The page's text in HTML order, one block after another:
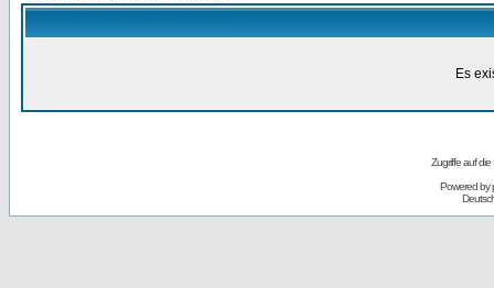
Es
Zugriffe auf
Powered by